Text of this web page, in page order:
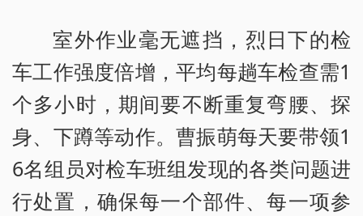
室外作业毫无遮挡，烈日下的检
车工作强度倍增，平均每趟车检查需1
个多小时，期间要不断重复弯腰、探
身、下蹲等动作。曹振萌每天要带领1
6名组员对检车班组发现的各类问题进
行处置，确保每一个部件、每一项参